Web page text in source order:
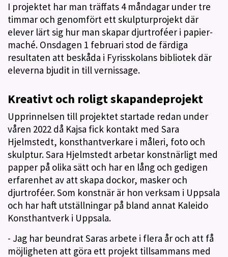
I projektet har man träffats 4 måndagar under tre
timmar och genomfört ett skulpturprojekt där
elever lärt sig hur man skapar djurtroféer i papier-
maché. Onsdagen 1 februari stod de färdiga
resultaten att beskåda i Fyrisskolans bibliotek där
eleverna bjudit in till vernissage.
Kreativt och roligt skapandeprojekt
Upprinnelsen till projektet startade redan under
våren 2022 då Kajsa fick kontakt med Sara
Hjelmstedt, konsthantverkare i måleri, foto och
skulptur. Sara Hjelmstedt arbetar konstnärligt med
papper på olika sätt och har en lång och gedigen
erfarenhet av att skapa dockor, masker och
djurtroféer. Som konstnär är hon verksam i Uppsala
och har haft utställningar på bland annat Kaleido
Konsthantverk i Uppsala.
- Jag har beundrat Saras arbete i flera år och att få
möjligheten att göra ett projekt tillsammans med